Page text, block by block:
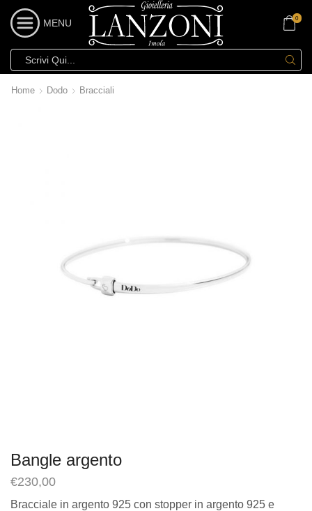
MENU 0
Home Dodo Bracciali
Bangle argento
€230,00
Bracciale in argento 925 con stopper in argento 925 e